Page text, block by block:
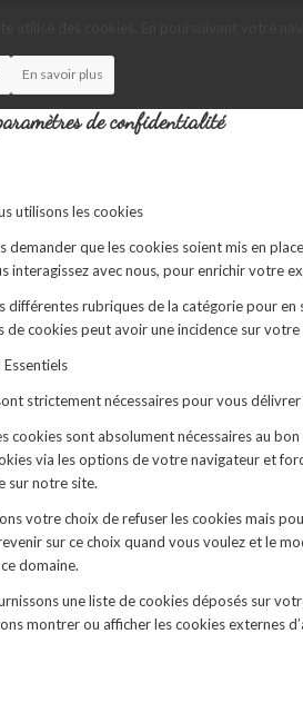
En savoir plus
de confidentialité
utilisons les cookies
demander que les cookies soient mis en
interagissez avec nous, pour enrichir votre
différentes rubriques de la catégorie pour
de cookies peut avoir une incidence sur
strictement nécessaires pour vous
cookies sont absolument nécessaires au
via les options de votre navigateur et
sur notre site.
votre choix de refuser les cookies mais
sur ce choix quand vous voulez et le
domaine.
une liste de cookies déposés sur
montrer ou afficher les cookies externes